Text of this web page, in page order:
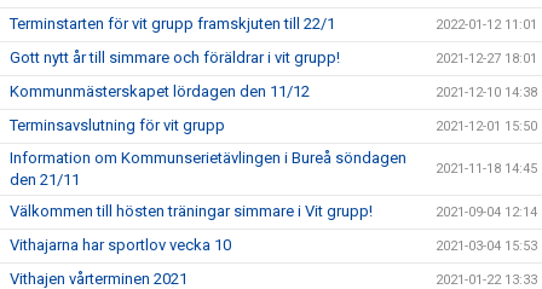
Terminstarten för vit grupp framskjuten till 22/1 2022-01-12 11:01
Gott nytt år till simmare och föräldrar i vit grupp! 2021-12-27 18:01
Kommunmästerskapet lördagen den 11/12 2021-12-10 14:38
Terminsavslutning för vit grupp 2021-12-01 15:50
Information om Kommunserietävlingen i Bureå söndagen
den 21/11
2021-11-18 14:45
Välkommen till hösten träningar simmare i Vit grupp! 2021-09-04 12:14
Vithajarna har sportlov vecka 10 2021-03-04 15:53
Vithajen vårterminen 2021 2021-01-22 13:33